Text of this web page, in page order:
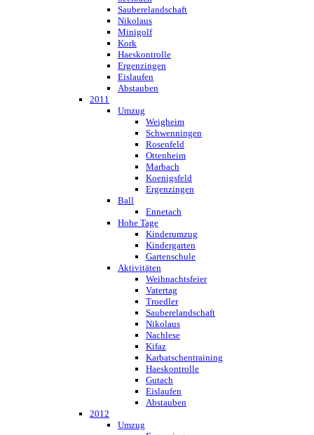
Sauberelandschaft
Nikolaus
Minigolf
Kork
Haeskontrolle
Ergenzingen
Eislaufen
Abstauben
2011
Umzug
Weigheim
Schwenningen
Rosenfeld
Ottenheim
Marbach
Koenigsfeld
Ergenzingen
Ball
Ennetach
Hohe Tage
Kinderumzug
Kindergarten
Gartenschule
Aktivitäten
Weihnachtsfeier
Vatertag
Troedler
Sauberelandschaft
Nikolaus
Nachlese
Kifaz
Karbatschentraining
Haeskontrolle
Gutach
Eislaufen
Abstauben
2012
Umzug